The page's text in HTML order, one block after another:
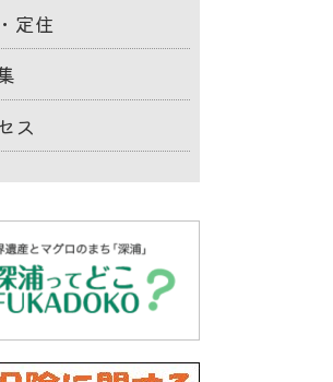
定住
ス